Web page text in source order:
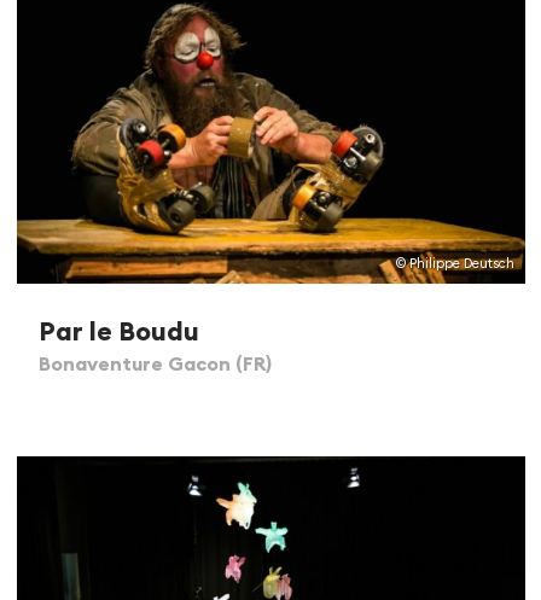
© Philippe Deutsch
Par le Boudu
Bonaventure Gacon (FR)